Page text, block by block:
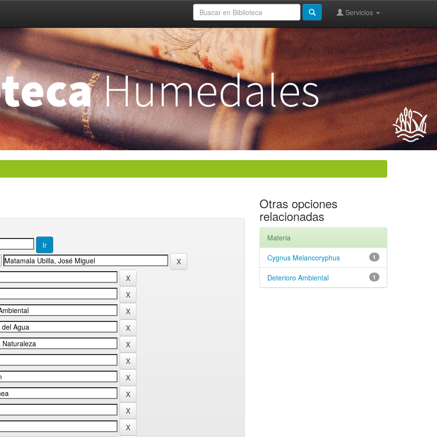
Servicios
Otras opciones
relacionadas
Materia
1
Cygnus Melancoryphus
1
Deterioro Ambiental